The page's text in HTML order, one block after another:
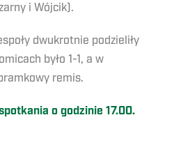
i Wójcik).
dwukrotnie podzieliły
było 1-1, a w
remis.
o godzinie 17.00.